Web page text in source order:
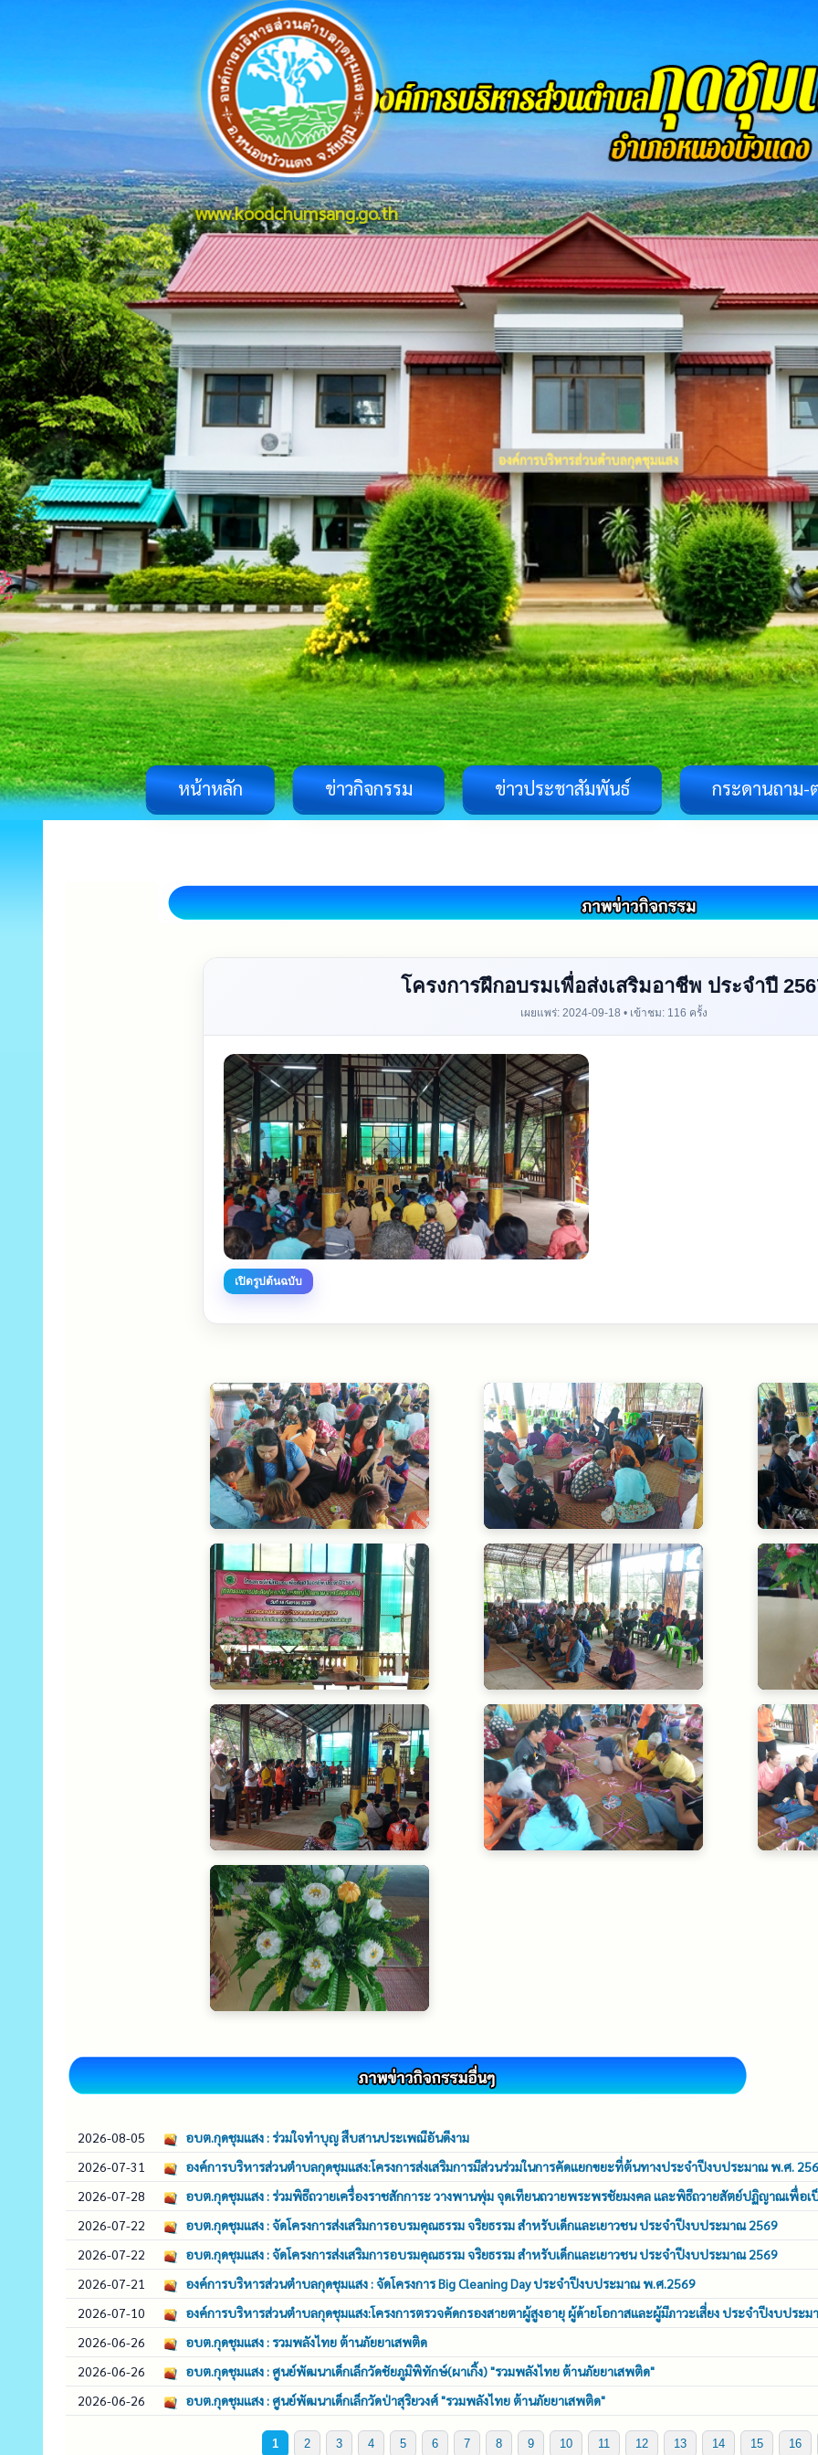
www.koodchumsang.go.th
หน้าหลัก ข่าวกิจกรรม ข่าวประชาสัมพันธ์ กระดานถาม-
โครงการฝึกอบรมเพื่อส่งเสริมอาชีพ ประจำปี
เผยแพร่: 2024-09-18 • เข้าชม: 116 ครั้ง
เปิดรูปต้นฉบับ
2026-08-05
อบต.กุดชุมแสง : ร่วมใจทำบุญ สืบสานประเพณีอันดีงาม
2026-07-31
องค์การบริหารส่วนตำบลกุดชุมแสง:โครงการส่งเสริมการมีส่วนร่วมในการคัดแยกขยะที่ต้นทางประจำปีงบประมาณ พ.ศ.
2026-07-28
อบต.กุดชุมแสง : ร่วมพิธีถวายเครื่องราชสักการะ วางพานพุ่ม จุดเทียนถวายพระพรชัยมงคล และพิธีถวายสัตย์ปฏิญาณเพื่อ
2026-07-22
อบต.กุดชุมแสง : จัดโครงการส่งเสริมการอบรมคุณธรรม จริยธรรม สำหรับเด็กและเยาวชน ประจำปีงบประมาณ 2569
2026-07-22
อบต.กุดชุมแสง : จัดโครงการส่งเสริมการอบรมคุณธรรม จริยธรรม สำหรับเด็กและเยาวชน ประจำปีงบประมาณ 2569
2026-07-21
องค์การบริหารส่วนตำบลกุดชุมแสง : จัดโครงการ Big Cleaning Day ประจำปีงบประมาณ พ.ศ.2569
2026-07-10
องค์การบริหารส่วนตำบลกุดชุมแสง:โครงการตรวจคัดกรองสายตาผู้สูงอายุ ผู้ด้ายโอกาสและผู้มีภาวะเสี่ยง ประจำปีงบประ
2026-06-26
อบต.กุดชุมแสง : รวมพลังไทย ต้านภัยยาเสพติด
2026-06-26
อบต.กุดชุมแสง : ศูนย์พัฒนาเด็กเล็กวัดชัยภูมิพิทักษ์(ผาเกิ้ง) "รวมพลังไทย ต้านภัยยาเสพติด"
2026-06-26
อบต.กุดชุมแสง : ศูนย์พัฒนาเด็กเล็กวัดป่าสุริยวงศ์ "รวมพลังไทย ต้านภัยยาเสพติด"
1 2 3 4 5 6 7 8 9 10 11 12 13 14 15 16